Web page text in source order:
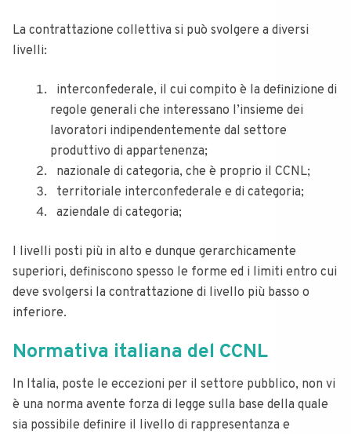
La contrattazione collettiva si può svolgere a diversi
livelli:
interconfederale, il cui compito è la definizione di
regole generali che interessano l’insieme dei
lavoratori indipendentemente dal settore
produttivo di appartenenza;
nazionale di categoria, che è proprio il CCNL;
territoriale interconfederale e di categoria;
aziendale di categoria;
I livelli posti più in alto e dunque gerarchicamente
superiori, definiscono spesso le forme ed i limiti entro cui
deve svolgersi la contrattazione di livello più basso o
inferiore.
Normativa italiana del CCNL
In Italia, poste le eccezioni per il settore pubblico, non vi
è una norma avente forza di legge sulla base della quale
sia possibile definire il livello di rappresentanza e